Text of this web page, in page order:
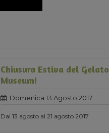
Chiusura Estiva del Gelato
Museum!
Domenica 13 Agosto 2017
Dal 13 agosto al 21 agosto 2017